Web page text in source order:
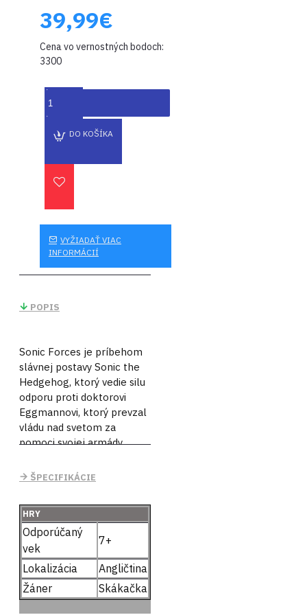
39,99€
Cena vo vernostných bodoch:
3300
DO KOŠÍKA
VYŽIADAŤ VIAC
INFORMÁCIÍ
POPIS
Sonic Forces je príbehom
slávnej postavy Sonic the
Hedgehog, ktorý vedie silu
odporu proti doktorovi
Eggmannovi, ktorý prevzal
vládu nad svetom za
pomoci svojej armády
mysteriózneho darebáka
Hrateľnosť Sonic Forces je
podobná ako v hre Sonic
Generations, pričom hráči
majú možnosť si zvoliť
medzi klasickým a
moderným Sonicom. V
prvom prípade na hráča
ŠPECIFIKÁCIE
HRY
Odporúčaný
vek
7+
Lokalizácia
Angličtina
Žáner
Skákačka